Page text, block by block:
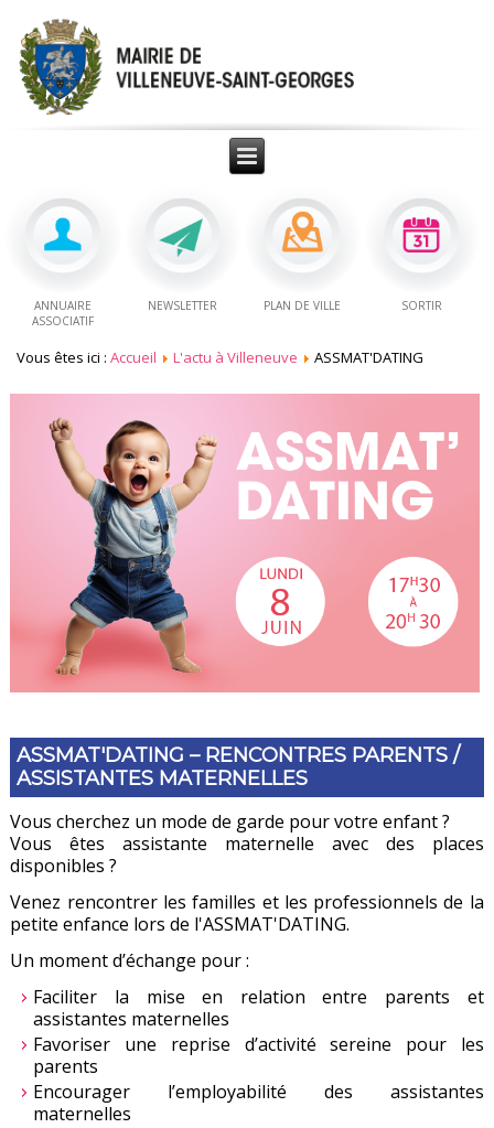
ANNUAIRE
ASSOCIATIF
NEWSLETTER PLAN DE VILLE SORTIR
Vous êtes ici :Accueil L'actu à Villeneuve ASSMAT'DATING
ASSMAT'DATING – RENCONTRES PARENTS /
ASSISTANTES MATERNELLES
Vous cherchez un mode de garde pour votre enfant ?
Vous êtes assistante maternelle avec des places
disponibles ?
Venez rencontrer les familles et les professionnels de la
petite enfance lors de l'ASSMAT'DATING.
Un moment d’échange pour :
Faciliter la mise en relation entre parents et
assistantes maternelles
Favoriser une reprise d’activité sereine pour les
parents
Encourager l’employabilité des assistantes
maternelles